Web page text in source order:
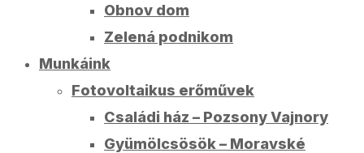
Obnov dom
Zelená podnikom
Munkáink
Fotovoltaikus erőművek
Családi ház – Pozsony Vajnory
Gyümölcsösök – Moravské